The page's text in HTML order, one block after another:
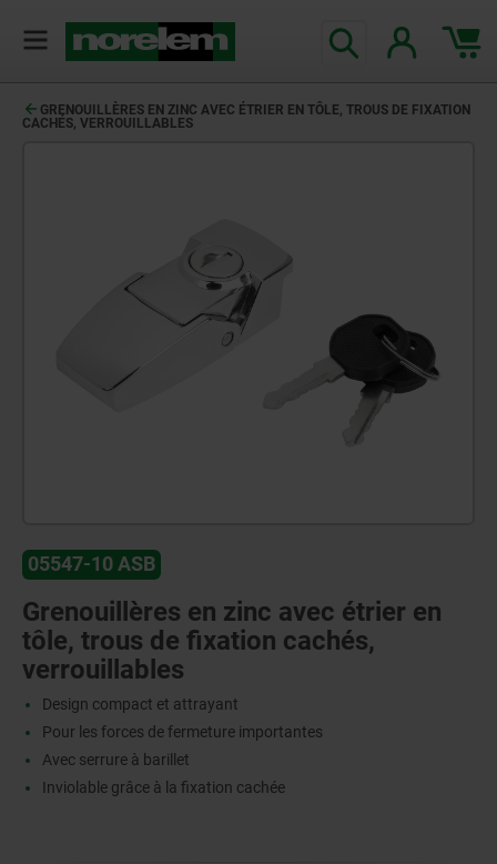
GRENOUILLÈRES EN ZINC AVEC ÉTRIER EN TÔLE, TROUS DE FIXATION
CACHÉS, VERROUILLABLES
05547-10 ASB
Grenouillères en zinc avec étrier en
tôle, trous de fixation cachés,
verrouillables
Design compact et attrayant
Pour les forces de fermeture importantes
Avec serrure à barillet
Inviolable grâce à la fixation cachée